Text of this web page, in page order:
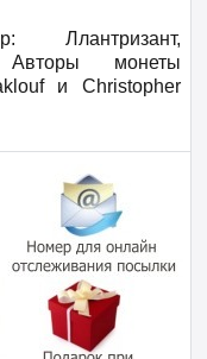
Ллантризант,
Авторы монеты
и Christopher